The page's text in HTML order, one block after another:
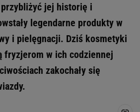
jej historię i
legendarne produkty w
i pielęgnacji. Dziś kosmetyki
fryzjerom w ich codziennej
zakochały się